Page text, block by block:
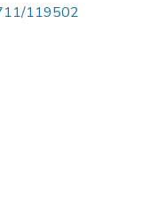
119502